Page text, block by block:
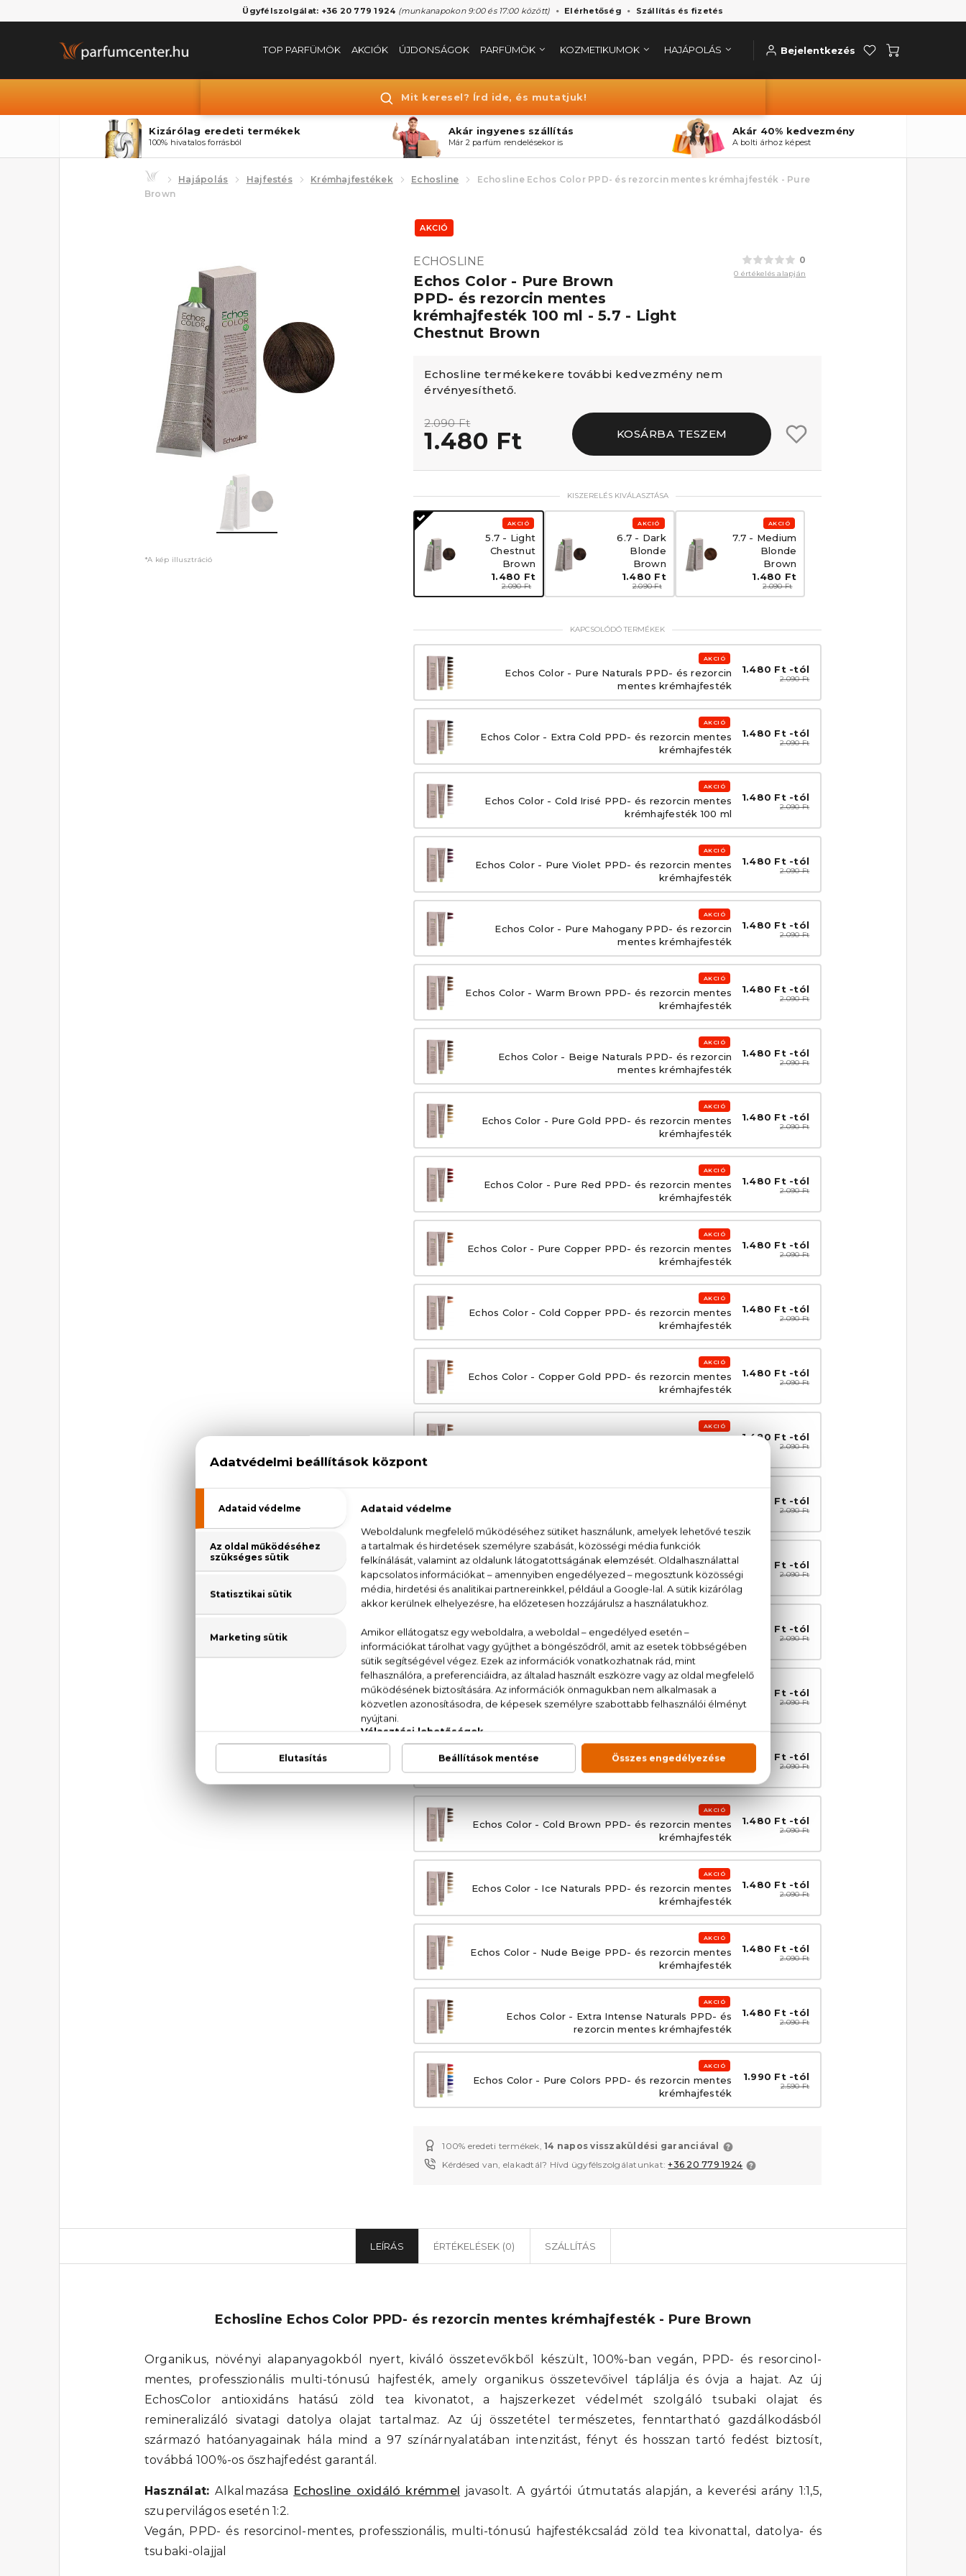
Ügyfélszolgálat: +36 20 779 1924 (munkanapokon 9:00 és 17:00 között) Elérhetőség Szállítás és fizetés
TOP PARFÜMÖK AKCIÓK ÚJDONSÁGOK PARFÜMÖK KOZMETIKUMOK HAJÁPOLÁS Bejelentkezés
Mit keresel? Írd ide, és mutatjuk!
Kizárólag eredeti termékek
100% hivatalos forrásból
Akár ingyenes szállítás
Már 2 parfüm rendelésekor is
Akár 40% kedvezmény
A bolti árhoz képest
Hajápolás Hajfestés Krémhajfestékek Echosline
Echosline Echos Color PPD- és rezorcin mentes krémhajfesték - Pure
Brown
*A kép illusztráció
AKCIÓ
0
0 értékelés alapján
ECHOSLINE
Echos Color - Pure Brown
PPD- és rezorcin mentes
krémhajfesték 100 ml - 5.7 - Light
Chestnut Brown
Echosline termékekere további kedvezmény nem
érvényesíthető.
2.090 Ft
1.480 Ft KOSÁRBA TESZEM
KISZERELÉS KIVÁLASZTÁSA
AKCIÓ
5.7 - Light
Chestnut
Brown
1.480 Ft
2.090 Ft
AKCIÓ
6.7 - Dark
Blonde
Brown
1.480 Ft
2.090 Ft
AKCIÓ
7.7 - Medium
Blonde
Brown
1.480 Ft
2.090 Ft
KAPCSOLÓDÓ TERMÉKEK
AKCIÓ
Echos Color - Pure Naturals PPD- és rezorcin
mentes krémhajfesték
1.480 Ft -tól
2.090 Ft
AKCIÓ
Echos Color - Extra Cold PPD- és rezorcin mentes
krémhajfesték
1.480 Ft -tól
2.090 Ft
AKCIÓ
Echos Color - Cold Irisé PPD- és rezorcin mentes
krémhajfesték 100 ml
1.480 Ft -tól
2.090 Ft
AKCIÓ
Echos Color - Pure Violet PPD- és rezorcin mentes
krémhajfesték
1.480 Ft -tól
2.090 Ft
AKCIÓ
Echos Color - Pure Mahogany PPD- és rezorcin
mentes krémhajfesték
1.480 Ft -tól
2.090 Ft
AKCIÓ
Echos Color - Warm Brown PPD- és rezorcin mentes
krémhajfesték
1.480 Ft -tól
2.090 Ft
AKCIÓ
Echos Color - Beige Naturals PPD- és rezorcin
mentes krémhajfesték
1.480 Ft -tól
2.090 Ft
AKCIÓ
Echos Color - Pure Gold PPD- és rezorcin mentes
krémhajfesték
1.480 Ft -tól
2.090 Ft
AKCIÓ
Echos Color - Pure Red PPD- és rezorcin mentes
krémhajfesték
1.480 Ft -tól
2.090 Ft
AKCIÓ
Echos Color - Pure Copper PPD- és rezorcin mentes
krémhajfesték
1.480 Ft -tól
2.090 Ft
AKCIÓ
Echos Color - Cold Copper PPD- és rezorcin mentes
krémhajfesték
1.480 Ft -tól
2.090 Ft
AKCIÓ
Echos Color - Copper Gold PPD- és rezorcin mentes
krémhajfesték
1.480 Ft -tól
2.090 Ft
AKCIÓ
1.480 Ft -tól
2.090 Ft
1.480 Ft -tól
2.090 Ft
Echos Color - Warm Naturals PPD- és rezorcin
mentes krémhajfesték
1.480 Ft -tól
2.090 Ft
Echos Color - Pure Sand PPD- és rezorcin mentes
krémhajfesték
1.480 Ft -tól
2.090 Ft
AKCIÓ
Echos Color - Pure Blond PPD- és rezorcin mentes
krémhajfesték
1.480 Ft -tól
2.090 Ft
AKCIÓ
Echos Color - Blond Extra Lift PPD- és rezorcin
mentes krémhajfesték
1.480 Ft -tól
2.090 Ft
AKCIÓ
Echos Color - Cold Brown PPD- és rezorcin mentes
krémhajfesték
1.480 Ft -tól
2.090 Ft
AKCIÓ
Echos Color - Ice Naturals PPD- és rezorcin mentes
krémhajfesték
1.480 Ft -tól
2.090 Ft
AKCIÓ
Echos Color - Nude Beige PPD- és rezorcin mentes
krémhajfesték
1.480 Ft -tól
2.090 Ft
AKCIÓ
Echos Color - Extra Intense Naturals PPD- és
rezorcin mentes krémhajfesték
1.480 Ft -tól
2.090 Ft
AKCIÓ
Echos Color - Pure Colors PPD- és rezorcin mentes
krémhajfesték
1.990 Ft -tól
2.590 Ft
100% eredeti termékek,14 napos visszaküldési garanciával
Kérdésed van, elakadtál? Hívd ügyfélszolgálatunkat:+36 20 779 1924
LEÍRÁS ÉRTÉKELÉSEK (0) SZÁLLÍTÁS
Echosline Echos Color PPD- és rezorcin mentes krémhajfesték - Pure Brown
Organikus, növényi alapanyagokból nyert, kiváló összetevőkből készült, 100%-ban vegán, PPD- és resorcinol-
mentes, professzionális multi-tónusú hajfesték, amely organikus összetevőivel táplálja és óvja a hajat. Az új
EchosColor antioxidáns hatású zöld tea kivonatot, a hajszerkezet védelmét szolgáló tsubaki olajat és
remineralizáló sivatagi datolya olajat tartalmaz. Az új összetétel természetes, fenntartható gazdálkodásból
származó hatóanyagainak hála mind a 97 színárnyalatában intenzitást, fényt és hosszan tartó fedést biztosít,
továbbá 100%-os őszhajfedést garantál.
Használat:Alkalmazása Echosline oxidáló krémmel javasolt. A gyártói útmutatás alapján, a keverési arány 1:1,5,
szupervilágos esetén 1:2.
Vegán, PPD- és resorcinol-mentes, professzionális, multi-tónusú hajfestékcsalád zöld tea kivonattal, datolya- és
tsubaki-olajjal